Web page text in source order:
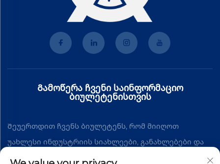
Გამოწერა ჩვენი საინფორმაციო
ბიულეტენისთვის
Შეუერთდით ჩვენს ბიულეტენს, რომ მიიღოთ
უახლესი ინდუსტრიის სიახლეები, განახლებები და
შეხედულებები ჩვენი გუნდისგან.